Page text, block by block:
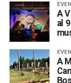
A
al
A